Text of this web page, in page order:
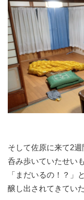
そして佐原に来て2
呑み歩いていたせい
「まだいるの！？」
醸し出されてきていた